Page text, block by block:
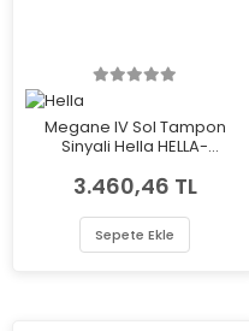
Megane IV Sol Tampon
Sinyali Hella HELLA-
3.460,46 TL
Sepete Ekle